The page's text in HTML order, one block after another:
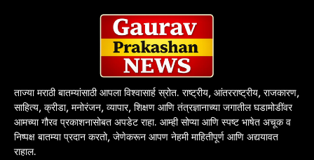
ताज्या मराठी बातम्यांसाठी आपला विश्वासार्ह स्रोत. राष्ट्रीय, आंतरराष्ट्रीय, राजकारण,
साहित्य, क्रीडा, मनोरंजन, व्यापार, शिक्षण आणि तंत्रज्ञानाच्या जगातील घडामोडींवर
आमच्या गौरव प्रकाशनासोबत अपडेट राहा. आम्ही सोप्या आणि स्पष्ट भाषेत अचूक व
निष्पक्ष बातम्या प्रदान करतो, जेणेकरून आपण नेहमी माहितीपूर्ण आणि अद्ययावत
राहाल.